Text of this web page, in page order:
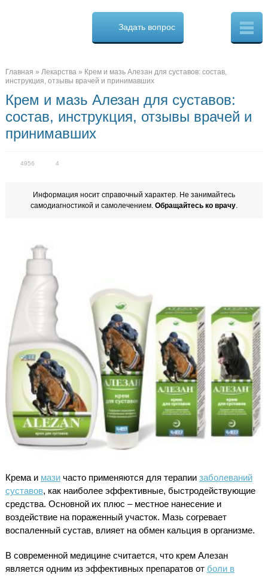
Cure.ru
в
спине
Задать вопрос
Главная » Лекарства» Крем и мазь Алезан для суставов: состав,
инструкция, отзывы врачей и принимавших
Крем и мазь Алезан для суставов:
состав, инструкция, отзывы врачей и
принимавших
4956 4
Информация носит справочный характер. Не занимайтесь
самодиагностикой и самолечением. Обращайтесь ко врачу.
Крема и мазичасто применяются для терапии заболеваний
суставов, как наиболее эффективные, быстродействующие
средства. Основной их плюс – местное нанесение и
воздействие на пораженный участок. Мазь согревает
воспаленный сустав, влияет на обмен кальция в организме.
В современной медицине считается, что крем Алезан
является одним из эффективных препаратов от боли в